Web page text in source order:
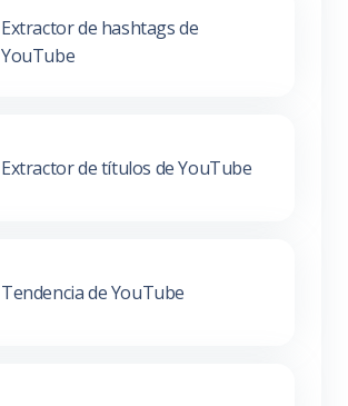
Extractor de hashtags de
YouTube
Extractor de títulos de YouTube
Tendencia de YouTube